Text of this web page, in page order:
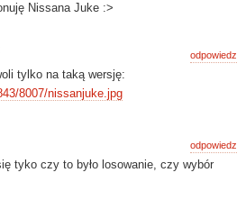
Nissana Juke :>
tylko na taką wersję:
8007/nissanjuke.jpg
odpowiedz
tyko czy to było losowanie, czy wybór
odpowiedz